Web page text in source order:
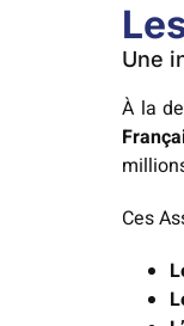
Une
À la
Ces